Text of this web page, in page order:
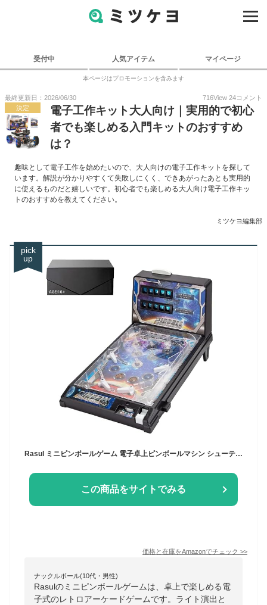
受付中 人気アイテム マイページ
本ページはプロモーションを含みます
最終更新日：2026/06/30 716View 24コメント
決定
電子工作キット大人向け｜実用的で初心
者でも楽しめる入門キットのおすすめ
は？
趣味として電子工作を始めたいので、大人向けの電子工作キットを探して
います。解説が分かりやすくて失敗しにくく、できあがったあとも実用的
に使えるものだと嬉しいです。初心者でも楽しめる大人向け電子工作キッ
トのおすすめを教えてください。
ミツケヨ編集部
pick
up
Rasul ミニピンボールゲーム 電子卓上ピンボールマシン シューティングトイ 屋内ゲームルーム ライトとスコアキーパー付き デスクトップボールゲーム レトロ ノスタルジア アーケードマシン 子供/大人向け
この商品をサイトでみる
価格と在庫をAmazonでチェック >>
ナックルボール(10代・男性)
Rasulのミニピンボールゲームは、卓上で楽しめる電
子式のレトロアーケードゲームです。ライト演出と